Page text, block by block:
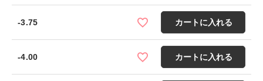
-3.75 カートに入れる
-4.00 カートに入れる